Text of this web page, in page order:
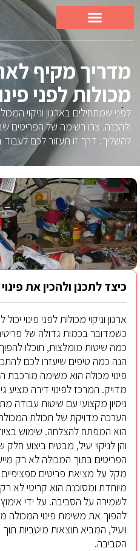
מדריך מקיף
מכולות לפני
לפני שמתחילים בארגון וניקוי
ולהכנה. צרו רשימה של הפריטים
להשליך. דרך זו תעזור לכם לעבוד
כיצד לתכנן ולהכין את
ארגון וניקוי מכולות לפני פינוי
כשמדובר בכמות גדולה של
כמה שיטות מומלצות, תוכלו
הנה כמה טיפים שיעזרו לכם
פינוי מכולה הוא משימה מורכבת
מדויק. המרכז לפינוי דירה
ניסיון מקצועי עם שיטות עבודה
הערכה מדויקת של תכולת
הוא המפתח להצלחה. שימוש
והן לניקוי יעיל, מבטיח ביצוע
הפריטים בתוך המכולה לא רק
מקל על מציאת פריטים ספציפיים
מיוחדת ומסוכנת הוא קריטי לא
לשמירה על הסביבה. על ידי
להפוך את משימת פינוי המכולה
ויעיל, המביא תוצאות מיטביות
הסביבה.